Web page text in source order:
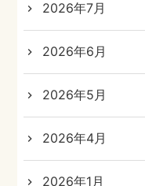
2026年7月
2026年6月
2026年5月
2026年4月
2026年1月